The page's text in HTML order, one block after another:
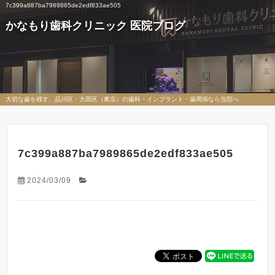
7c399a887ba7989865de2edf833ae505
かなもり歯科クリニック 医院ブログ
大切な歯を残す。品川区・大田区（東京）の歯科・インプラント・歯周病なら当院へ
7c399a887ba7989865de2edf833ae505
2024/03/09